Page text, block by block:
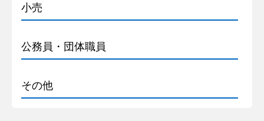
小売
公務員・団体職員
その他